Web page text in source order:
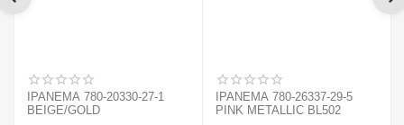
IPANEMA 780-20330-27-1
BEIGE/GOLD
IPANEMA 780-26337-29-5
PINK METALLIC BL502